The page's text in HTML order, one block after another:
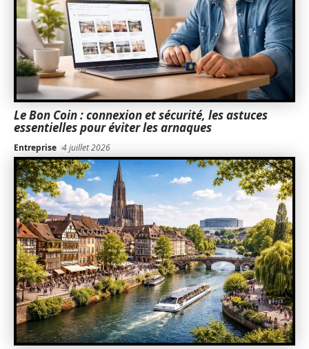
Le Bon Coin : connexion et sécurité, les astuces
essentielles pour éviter les arnaques
Entreprise 4 juillet 2026